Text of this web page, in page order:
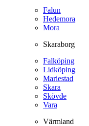
Falun
Hedemora
Mora
Skaraborg
Falköping
Lidköping
Mariestad
Skara
Skövde
Vara
Värmland